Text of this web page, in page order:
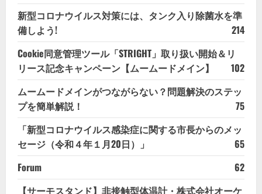
新型コロナウイルス対策には、タンク入り除菌水を準
備しよう!
214
Cookie同意管理ツール「STRIGHT」取り扱い開始＆リ
リース記念キャンペーン【ムームードメイン】
102
ムームードメインがつながらない？問題解決のステッ
プを簡単解説！
75
「新型コロナウイルス感染症に関する市長からのメッ
セージ（令和４年１月20日）」
65
Forum
62
【サーモスタンド】非接触型体温計・株式会社オーケ